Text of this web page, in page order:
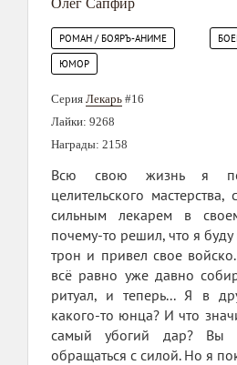
Олег Сапфир
РОМАН / БОЯРЪ-АНИМЕ
ЮМОР
Серия Лекарь #16
Лайки: 9268
Награды: 2158
Всю свою жизнь я
целительского
сильным лекарем в
почему-то решил, что я буду
трон и привел свое
всё равно уже давно
ритуал, и теперь... Я в
какого-то юнца? И что
самый убогий дар? Вы
обращаться с силой. Но я